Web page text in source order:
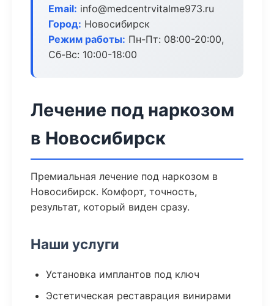
Email: info@medcentrvitalme973.ru
Город: Новосибирск
Режим работы: Пн-Пт: 08:00-20:00,
Сб-Вс: 10:00-18:00
Лечение под наркозом
в Новосибирск
Премиальная лечение под наркозом в
Новосибирск. Комфорт, точность,
результат, который виден сразу.
Наши услуги
Установка имплантов под ключ
Эстетическая реставрация винирами